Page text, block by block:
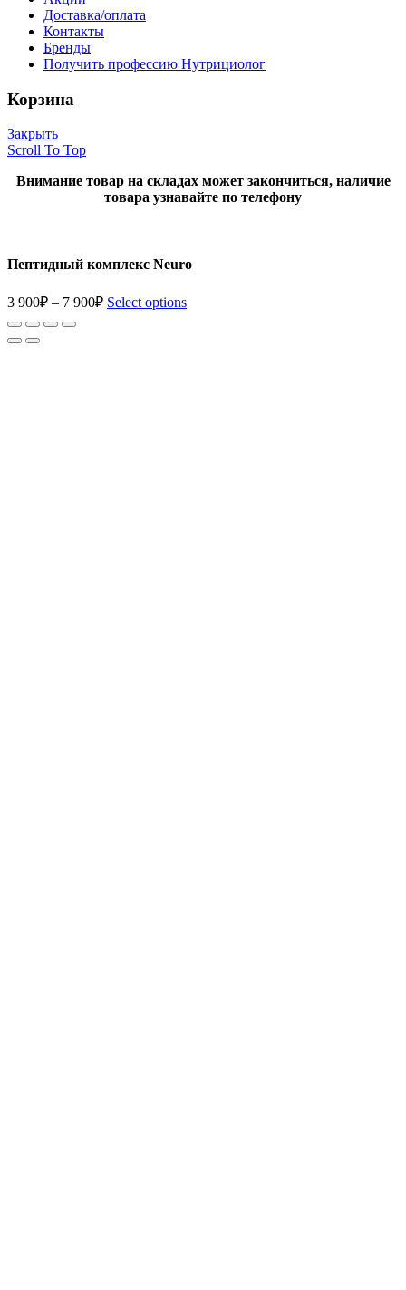
Доставка/оплата
Контакты
Бренды
Получить профессию Нутрициолог
Корзина
Закрыть
Scroll To Top
Внимание товар на складах может закончиться, наличие
товара узнавайте по телефону
Пептидный комплекс Neuro
3 900₽ – 7 900₽ Select options